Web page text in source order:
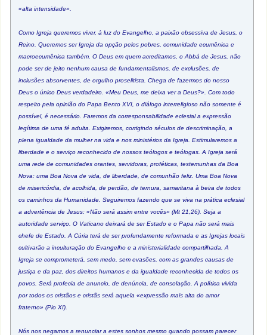
«alta intensidade».
Como Igreja queremos viver, à luz do Evangelho, a paixão obsessiva de Jesus, o
Reino. Queremos ser Igreja da opção pelos pobres, comunidade ecumênica e
macroecumênica também. O Deus em quem acreditamos, o Abbá de Jesus, não
pode ser de jeito nenhum causa de fundamentalismos, de exclusões, de
inclusões absorventes, de orgulho proselitista. Chega de fazermos do nosso
Deus o único Deus verdadeiro. «Meu Deus, me deixa ver a Deus?». Com todo
respeito pela opinião do Papa Bento XVI, o diálogo interreligioso não somente é
possível, é necessário. Faremos da corresponsabilidade eclesial a expressão
legítima de uma fé adulta. Exigiremos, corrigindo séculos de descriminação, a
plena igualdade da mulher na vida e nos ministérios da Igreja. Estimularemos a
liberdade e o serviço reconhecido de nossos teólogos e teólogas. A Igreja será
uma rede de comunidades orantes, servidoras, proféticas, testemunhas da Boa
Nova: uma Boa Nova de vida, de liberdade, de comunhão feliz. Uma Boa Nova
de misericórdia, de acolhida, de perdão, de ternura, samaritana à beira de todos
os caminhos da Humanidade. Seguiremos fazendo que se viva na prática eclesial
a advertência de Jesus: «Não será assim entre vocês» (Mt 21,26). Seja a
autoridade serviço. O Vaticano deixará de ser Estado e o Papa não será mais
chefe de Estado. A Cúria terá de ser profundamente reformada e as Igrejas locais
cultivarão a inculturação do Evangelho e a ministerialidade compartilhada. A
Igreja se comprometerá, sem medo, sem evasões, com as grandes causas de
justiça e da paz, dos direitos humanos e da igualdade reconhecida de todos os
povos. Será profecia de anuncio, de denúncia, de consolação. A política vivida
por todos os cristãos e cristãs será aquela «expressão mais alta do amor
fraterno» (Pio XI).
Nós nos negamos a renunciar a estes sonhos mesmo quando possam parecer